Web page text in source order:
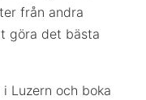
från andra
göra det bästa
Luzern och boka